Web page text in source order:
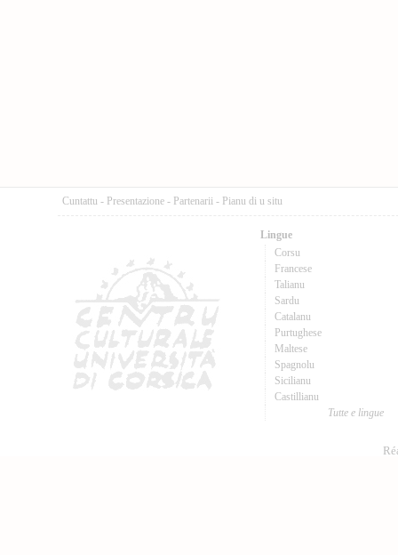
Cuntattu - Presentazione - Partenarii - Pianu di u situ
Lingue
Corsu
Francese
Talianu
Sardu
Catalanu
Purtughese
Maltese
Spagnolu
Sicilianu
Castillianu
Tutte e lingue